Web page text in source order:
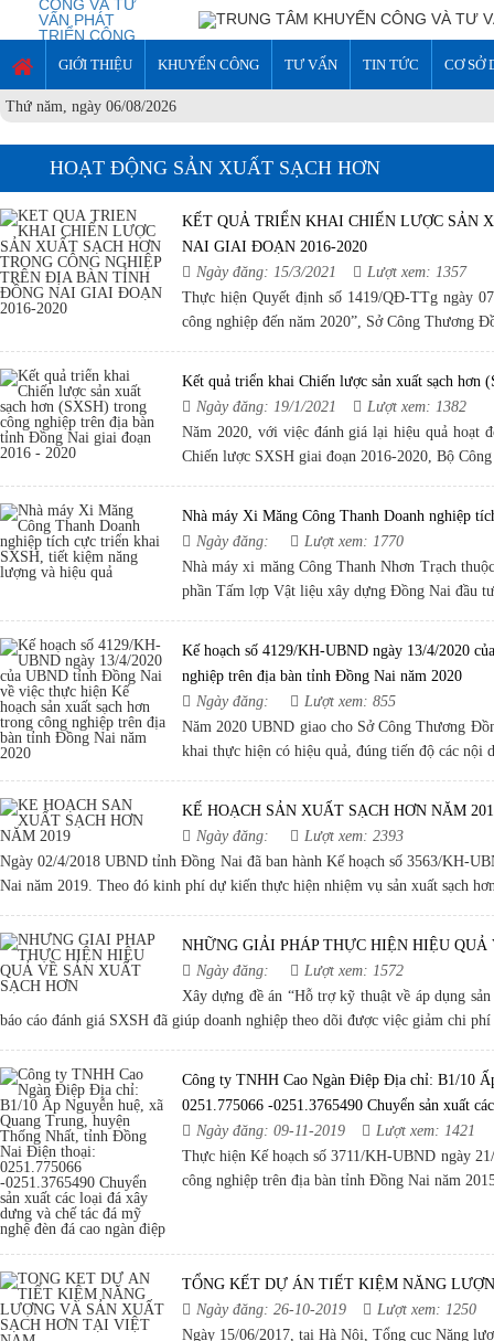
GIỚI THIỆU KHUYẾN CÔNG TƯ VẤN TIN TỨC CƠ SỞ
Thứ năm, ngày 06/08/2026
HOẠT ĐỘNG SẢN XUẤT SẠCH HƠN
KẾT QUẢ TRIỂN KHAI CHIẾN LƯỢC SẢN
NAI GIAI ĐOẠN 2016-2020
Ngày đăng: 15/3/2021
Lượt xem: 1357
Thực hiện Quyết định số 1419/QĐ-TTg ngày
công nghiệp đến năm 2020”, Sở Công Thương
Kết quả triển khai Chiến lược sản xuất sạch
Ngày đăng: 19/1/2021
Lượt xem: 1382
Năm 2020, với việc đánh giá lại hiệu quả hoạt
Chiến lược SXSH giai đoạn 2016-2020, Bộ
Nhà máy Xi Măng Công Thanh Doanh nghiệp
Ngày đăng:
Lượt xem: 1770
Nhà máy xi măng Công Thanh Nhơn Trạch
phần Tấm lợp Vật liệu xây dựng Đồng Nai đầu
Kế hoạch số 4129/KH-UBND ngày 13/4/2020
nghiệp trên địa bàn tỉnh Đồng Nai năm 2020
Ngày đăng:
Lượt xem: 855
Năm 2020 UBND giao cho Sở Công Thương
khai thực hiện có hiệu quả, đúng tiến độ các nội
KẾ HOẠCH SẢN XUẤT SẠCH HƠN NĂM
Ngày đăng:
Lượt xem: 2393
Ngày 02/4/2018 UBND tỉnh Đồng Nai đã ban hành Kế hoạch số 3563/KH-
Nai năm 2019. Theo đó kinh phí dự kiến thực hiện nhiệm vụ sản xuất sạch
NHỮNG GIẢI PHÁP THỰC HIỆN HIỆU QUẢ
Ngày đăng:
Lượt xem: 1572
Xây dựng đề án “Hỗ trợ kỹ thuật về áp dụng
báo cáo đánh giá SXSH đã giúp doanh nghiệp theo dõi được việc giảm chi
Công ty TNHH Cao Ngàn Điệp Địa chỉ: B1/10
0251.775066 -0251.3765490 Chuyển sản xuất
Ngày đăng: 09-11-2019
Lượt xem: 1421
Thực hiện Kế hoạch số 3711/KH-UBND ngày
công nghiệp trên địa bàn tỉnh Đồng Nai năm
TỔNG KẾT DỰ ÁN TIẾT KIỆM NĂNG
Ngày đăng: 26-10-2019
Lượt xem: 1250
Ngày 15/06/2017, tại Hà Nội, Tổng cục Năng